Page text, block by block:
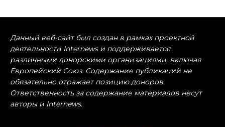
Данный веб-сайт был создан в рамках проектной
деятельности Internews и поддерживается
различными донорскими организациями, включая
Европейский Союз. Содержание публикаций не
обязательно отражает позицию доноров.
Ответственность за содержание материалов несут
авторы и Internews.